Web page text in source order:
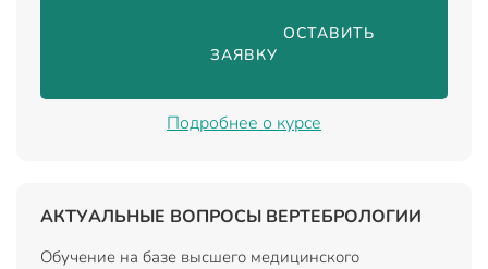
                                ОСТАВИТЬ
ЗАЯВКУ
Подробнее о курсе
АКТУАЛЬНЫЕ ВОПРОСЫ ВЕРТЕБРОЛОГИИ
Обучение на базе высшего медицинского